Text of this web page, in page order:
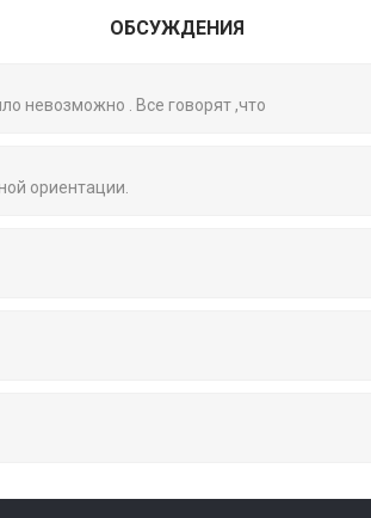
ОБСУЖДЕНИЯ
невозможно . Все говорят ,что
ориентации.